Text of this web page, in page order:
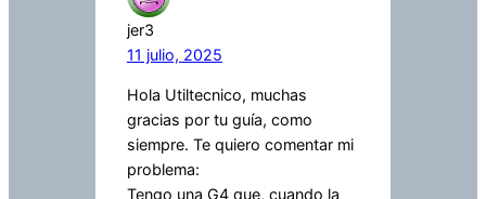
jer3
11 julio, 2025
Hola Utiltecnico, muchas
gracias por tu guía, como
siempre. Te quiero comentar mi
problema:
Tengo una G4 que, cuando la